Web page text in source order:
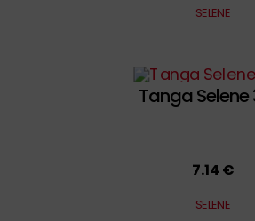
SELENE
Tanga Selene
7.14 €
SELENE